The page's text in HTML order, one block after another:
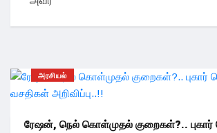
அரசியல்
ரேஷன், நெல் கொள்முதல் குறைகள்?.. புகார்